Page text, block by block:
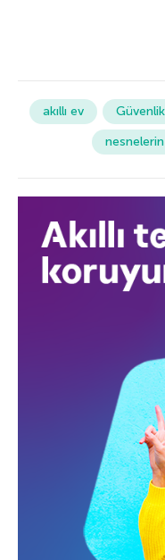
akıllı ev Güvenlik